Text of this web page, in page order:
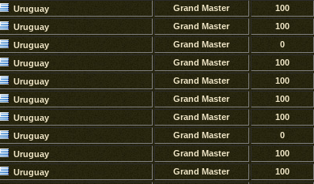
Uruguay Grand Master 100
Uruguay Grand Master 100
Uruguay Grand Master 0
Uruguay Grand Master 100
Uruguay Grand Master 100
Uruguay Grand Master 100
Uruguay Grand Master 100
Uruguay Grand Master 0
Uruguay Grand Master 100
Uruguay Grand Master 100